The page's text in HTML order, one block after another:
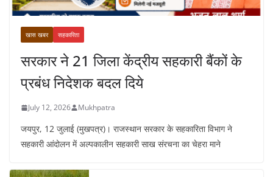
खास खबर सहकारिता
सरकार ने 21 जिला केंद्रीय सहकारी बैंकों के
प्रबंध निदेशक बदल दिये
July 12, 2026 Mukhpatra
जयपुर, 12 जुलाई (मुखपत्र)। राजस्थान सरकार के सहकारिता विभाग ने
सहकारी आंदोलन में अल्पकालीन सहकारी साख संरचना का चेहरा माने